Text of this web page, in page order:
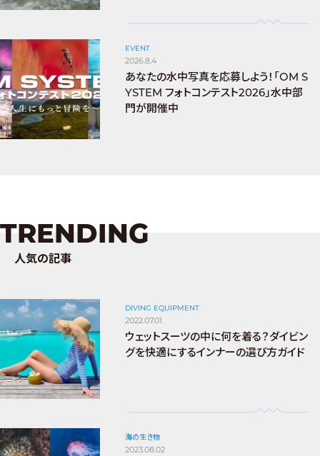
EVENT
2026.8.4
あなたの水中写真を応募しよう！「OM S
YSTEM フォトコンテスト2026」水中部
門が開催中
TRENDING
人気の記事
DIVING EQUIPMENT
2022.07.01
ウェットスーツの中に何を着る？ダイビン
グを快適にするインナーの選び方ガイド
海の生き物
2023.08.02